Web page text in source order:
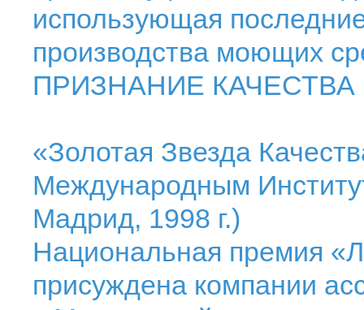
использующая
производства моющих
ПРИЗНАНИЕ
«Золотая Звезда
Международным
Мадрид, 1998 г.)
Национальная премия
присуждена компании